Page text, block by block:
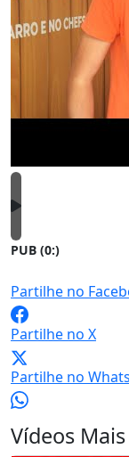
PUB (0:)
Partilhe no
Partilhe no X
Partilhe no
Vídeos